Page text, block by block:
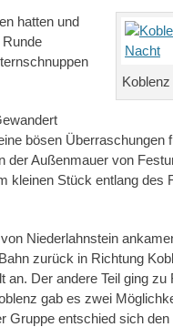
hatten und
bösen Überraschungen
Außenmauer von
kleinen Stück entlang des
Niederlahnstein
zurück in Richtung
an. Der andere Teil ging
gab es zwei
Gruppe entschied sich